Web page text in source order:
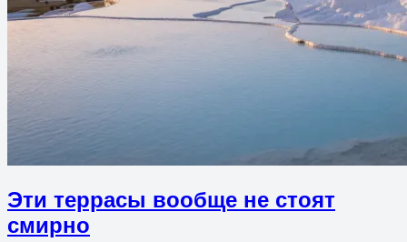
Эти террасы вообще не стоят
смирно